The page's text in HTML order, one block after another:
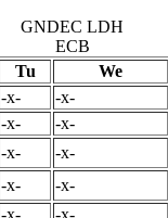
GNDEC LDH
ECB
Tu We
-x- -x-
-x- -x-
-x- -x-
-x- -x-
-x- -x-